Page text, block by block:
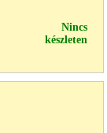
Nincs
készleten